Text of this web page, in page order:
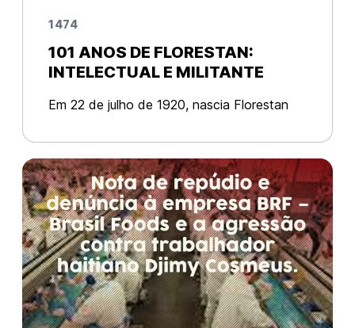
1474
101 ANOS DE FLORESTAN:
INTELECTUAL E MILITANTE
Em 22 de julho de 1920, nascia Florestan
no interior de São Paulo e, sob influência da
patroa de sua mãe e futura madrinha, desde
cedo se interessou pelos